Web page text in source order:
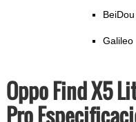
BeiDou
Galileo
Oppo Find X5
Pro